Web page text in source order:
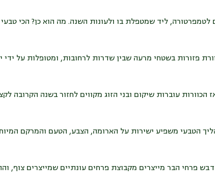
ליד שמטפלת בו ולעונות השנה. מה הוא כן? הכי
המכוורת פזורות בשטחי מרעה שבין שדרות לרחובות, ומטופלות על ידי
למילואים, וחלק מהכוורות שבטיפולו נפגעו, מה שהוביל לפגיעה ב-30% מהייצור. מאז הכוורות עוברות שיקום ובני הזוג מקווים לחזור בשנה
הטבעי משפיע ישירות על הארומה, הצבע, הטעם והמרקם
פרחי הבר מייצרים מקבוצת פרחים עונתיים שמייצרים צוף,